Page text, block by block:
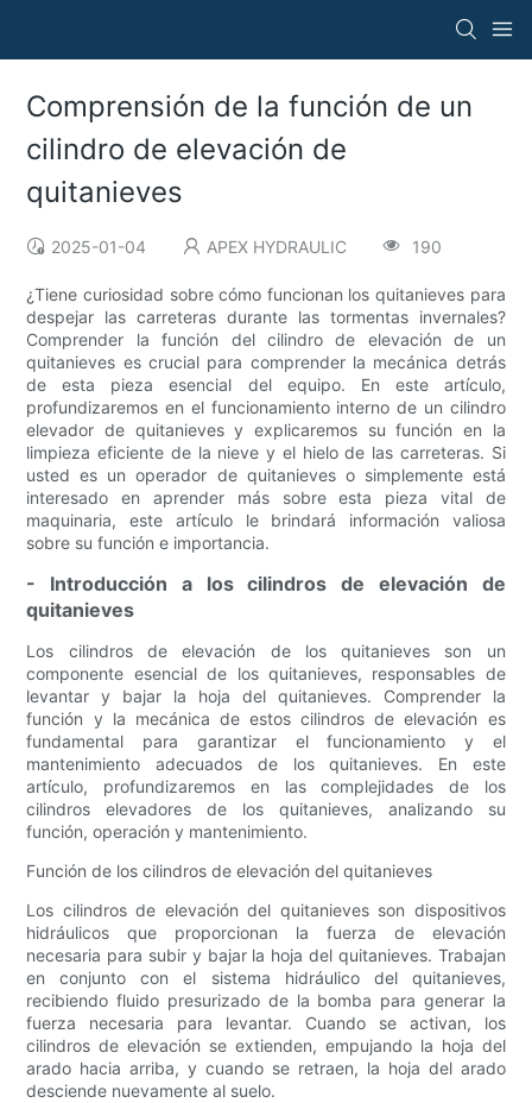
Comprensión de la función de un
cilindro de elevación de
quitanieves
2025-01-04 APEX HYDRAULIC 190
¿Tiene curiosidad sobre cómo funcionan los quitanieves para
despejar las carreteras durante las tormentas invernales?
Comprender la función del cilindro de elevación de un
quitanieves es crucial para comprender la mecánica detrás
de esta pieza esencial del equipo. En este artículo,
profundizaremos en el funcionamiento interno de un cilindro
elevador de quitanieves y explicaremos su función en la
limpieza eficiente de la nieve y el hielo de las carreteras. Si
usted es un operador de quitanieves o simplemente está
interesado en aprender más sobre esta pieza vital de
maquinaria, este artículo le brindará información valiosa
sobre su función e importancia.
- Introducción a los cilindros de elevación de
quitanieves
Los cilindros de elevación de los quitanieves son un
componente esencial de los quitanieves, responsables de
levantar y bajar la hoja del quitanieves. Comprender la
función y la mecánica de estos cilindros de elevación es
fundamental para garantizar el funcionamiento y el
mantenimiento adecuados de los quitanieves. En este
artículo, profundizaremos en las complejidades de los
cilindros elevadores de los quitanieves, analizando su
función, operación y mantenimiento.
Función de los cilindros de elevación del quitanieves
Los cilindros de elevación del quitanieves son dispositivos
hidráulicos que proporcionan la fuerza de elevación
necesaria para subir y bajar la hoja del quitanieves. Trabajan
en conjunto con el sistema hidráulico del quitanieves,
recibiendo fluido presurizado de la bomba para generar la
fuerza necesaria para levantar. Cuando se activan, los
cilindros de elevación se extienden, empujando la hoja del
arado hacia arriba, y cuando se retraen, la hoja del arado
desciende nuevamente al suelo.